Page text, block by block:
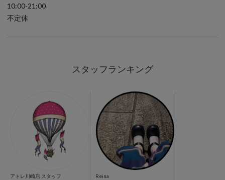
スタッフランキング
アトレ川崎店 スタッフ
Reina